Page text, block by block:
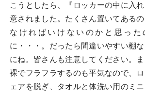
こうとしたら、『ロッカーの中に入
意されました。たくさん置いてある
なければいけないのかと思った
に・・・。だったら間違いやすい棚
にね。皆さんも注意してください。
裸でフラフラするのも平気なので、
ェアを脱ぎ、タオルと体洗い用のミ